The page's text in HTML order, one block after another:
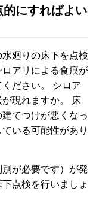
にすればよい
廻りの床下を点検
アリによる食痕が
ださい。 シロア
現れますか。 床
てつけが悪くなっ
いる可能性があり
が必要です）が発
点検を行いましょ